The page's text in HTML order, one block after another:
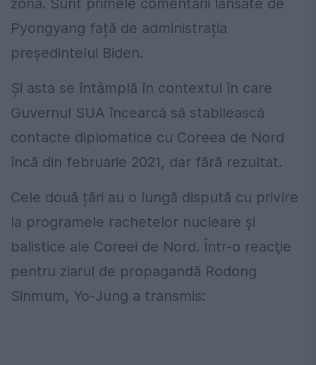
zonă. Sunt primele comentarii lansate de
Pyongyang față de administrația
președintelui Biden.
Şi asta se întâmplă în contextul în care
Guvernul SUA încearcă să stabilească
contacte diplomatice cu Coreea de Nord
încă din februarie 2021, dar fără rezultat.
Cele două țări au o lungă dispută cu privire
la programele rachetelor nucleare și
balistice ale Coreei de Nord. Într-o reacţie
pentru ziarul de propagandă Rodong
Sinmum, Yo-Jung a transmis: